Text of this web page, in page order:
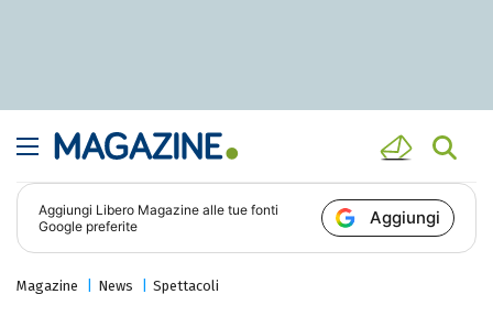
Aggiungi Libero Magazine alle tue fonti
Google preferite
Aggiungi
Magazine News Spettacoli